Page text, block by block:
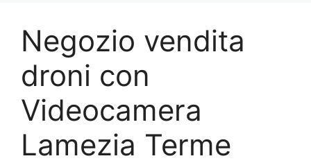
Negozio vendita
droni con
Videocamera
Lamezia Terme